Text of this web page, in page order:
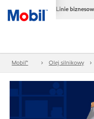
Linie
Mobil™ Olej silnikowy